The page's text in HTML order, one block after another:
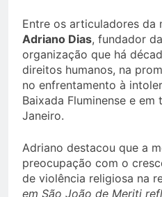
Entre os articuladores da
Adriano Dias, fundador
organização que há
direitos humanos, na
no enfrentamento à
Baixada Fluminense e
Janeiro.
Adriano destacou que a
preocupação com o
de violência religiosa na
em São João de Meriti